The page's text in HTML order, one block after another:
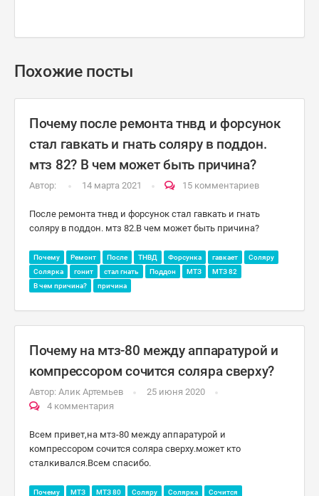
Похожие посты
Почему после ремонта тнвд и форсунок
стал гавкать и гнать соляру в поддон.
мтз 82? В чем может быть причина?
Автор: 14 марта 2021 15 комментариев
После ремонта тнвд и форсунок стал гавкать и гнать
соляру в поддон. мтз 82.В чем может быть причина?
Почему Ремонт После ТНВД Форсунка гавкает
Соляру
Солярка
гонит стал гнать Поддон МТЗ
МТЗ 82
В чем причина?
причина
Почему на мтз-80 между аппаратурой и
компрессором сочится соляра сверху?
Автор: Алик Артемьев
25 июня 2020
4 комментария
Всем привет,на мтз-80 между аппаратурой и
компрессором сочится соляра сверху.может кто
сталкивался.Всем спасибо.
Почему МТЗ МТЗ 80 Соляру Солярка Сочится